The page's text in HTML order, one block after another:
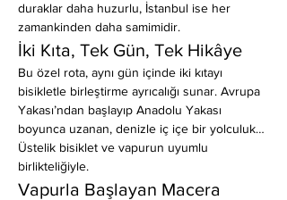
duraklar daha huzurlu, İstanbul ise her
zamankinden daha samimidir.
İki Kıta, Tek Gün, Tek Hikâye
Bu özel rota, aynı gün içinde iki kıtayı
bisikletle birleştirme ayrıcalığı sunar. Avrupa
Yakası’ndan başlayıp Anadolu Yakası
boyunca uzanan, denizle iç içe bir yolculuk…
Üstelik bisiklet ve vapurun uyumlu
birlikteliğiyle.
Vapurla Başlayan Macera